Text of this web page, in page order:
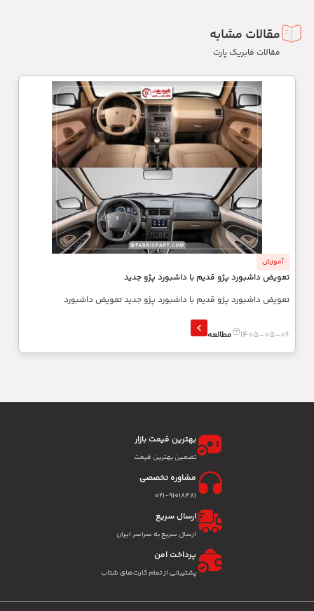
مقالات مشابه
مقالات فابریک پارت
آموزش
تعویض داشبورد پژو قدیم با داشبورد پژو جدید
تعویض داشبورد پژو قدیم با داشبورد پژو جدید تعویض داشبورد
1405-05-06 مطالعه
بهترین قیمت بازار
تضمین بهترین قیمت
مشاوره تخصصی
۰۲۱-91018481
ارسال سریع
ارسال سریع به سراسر ایران
پرداخت امن
پشتیبانی از تمام کارت‌های شتاب